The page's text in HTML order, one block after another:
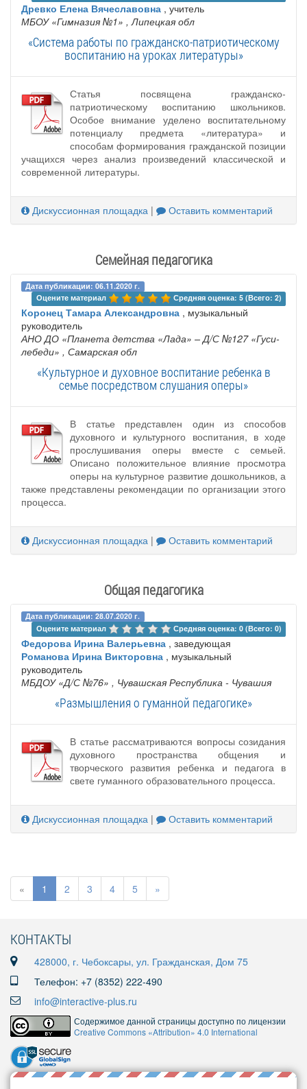
Древко Елена Вячеславовна , учитель
МБОУ «Гимназия №1» , Липецкая обл
«Система работы по гражданско-патриотическому
воспитанию на уроках литературы»
Статья посвящена гражданско-
патриотическому воспитанию школьников.
Особое внимание уделено воспитательному
потенциалу предмета «литература» и
способам формирования гражданской позиции
учащихся через анализ произведений классической и
современной литературы.
Дискуссионная площадка | Оставить комментарий
Семейная педагогика
Дата публикации: 06.11.2020 г.
Оцените материал
Средняя оценка: 5 (Всего: 2)
Коронец Тамара Александровна , музыкальный
руководитель
АНО ДО «Планета детства «Лада» – Д/С №127 «Гуси-
лебеди» , Самарская обл
«Культурное и духовное воспитание ребенка в
семье посредством слушания оперы»
В статье представлен один из способов
духовного и культурного воспитания, в ходе
прослушивания оперы вместе с семьей.
Описано положительное влияние просмотра
оперы на культурное развитие дошкольников, а
также представлены рекомендации по организации этого
процесса.
Дискуссионная площадка | Оставить комментарий
Общая педагогика
Дата публикации: 28.07.2020 г.
Оцените материал
Средняя оценка: 0 (Всего: 0)
Федорова Ирина Валерьевна , заведующая
Романова Ирина Викторовна , музыкальный
руководитель
МБДОУ «Д/С №76» , Чувашская Республика - Чувашия
«Размышления о гуманной педагогике»
В статье рассматриваются вопросы созидания
духовного пространства общения и
творческого развития ребенка и педагога в
свете гуманного образовательного процесса.
Дискуссионная площадка | Оставить комментарий
« 1 2 3 4 5 »
КОНТАКТЫ
428000, г. Чебоксары, ул. Гражданская, Дом 75
Телефон: +7 (8352) 222-490
info@interactive-plus.ru
Содержимое данной страницы доступно по лицензии
Creative Commons «Attribution» 4.0 International